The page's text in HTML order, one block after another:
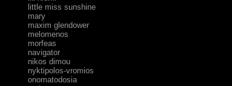
little miss sunshine
mary
maxim glendower
melomenos
morfeas
navigator
nikos dimou
nyktipolos-vromios
onomatodosia